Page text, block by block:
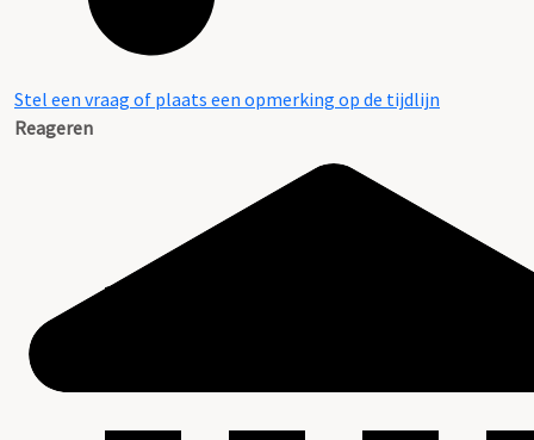
Stel een vraag of plaats een opmerking op de tijdlijn
Reageren